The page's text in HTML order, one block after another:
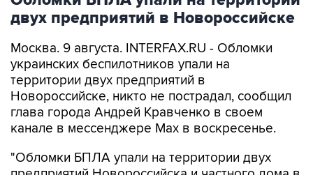
Москва. 9 августа. INTERFAX.RU - Обломки
территории двух предприятий в
Новороссийске, никто не пострадал, сообщил
глава города Андрей Кравченко в своем
канале в мессенджере Max в воскресенье.
"Обломки БПЛА упали на территории двух
поселке Верхнебаканском. В результате